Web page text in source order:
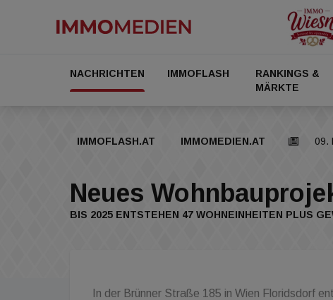
NACHRICHTEN IMMOFLASH
RANKINGS &
MÄRKTE
IMMOFLASH.AT IMMOMEDIEN.AT 09.
Neues
BIS 2025 ENTSTEHEN 47 WOHNEINHEITEN PLUS
In der Brünner Straße 185 in Wien Floridsdorf